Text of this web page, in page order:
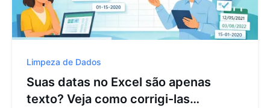
Limpeza de Dados
Suas datas no Excel são apenas
texto? Veja como corrigi-las